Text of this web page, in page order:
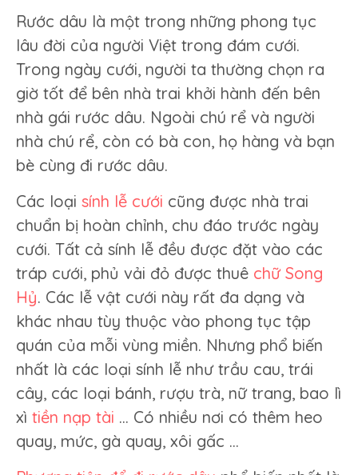
Rước dâu là một trong những phong tục
lâu đời của người Việt trong đám cưới.
Trong ngày cưới, người ta thường chọn ra
giờ tốt để bên nhà trai khởi hành đến bên
nhà gái rước dâu. Ngoài chú rể và người
nhà chú rể, còn có bà con, họ hàng và bạn
bè cùng đi rước dâu.
Các loại sính lễ cưới cũng được nhà trai
chuẩn bị hoàn chỉnh, chu đáo trước ngày
cưới. Tất cả sính lễ đều được đặt vào các
tráp cưới, phủ vải đỏ được thuê chữ Song
Hỷ. Các lễ vật cưới này rất đa dạng và
khác nhau tùy thuộc vào phong tục tập
quán của mỗi vùng miền. Nhưng phổ biến
nhất là các loại sính lễ như trầu cau, trái
cây, các loại bánh, rượu trà, nữ trang, bao lì
xì tiền nạp tài … Có nhiều nơi có thêm heo
quay, mức, gà quay, xôi gấc …